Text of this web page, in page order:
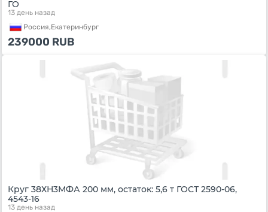
ГО
13 день назад
Россия,Екатеринбург
239000 RUB
Круг 38ХН3МФА 200 мм, остаток: 5,6 т ГОСТ 2590-06,
4543-16
13 день назад